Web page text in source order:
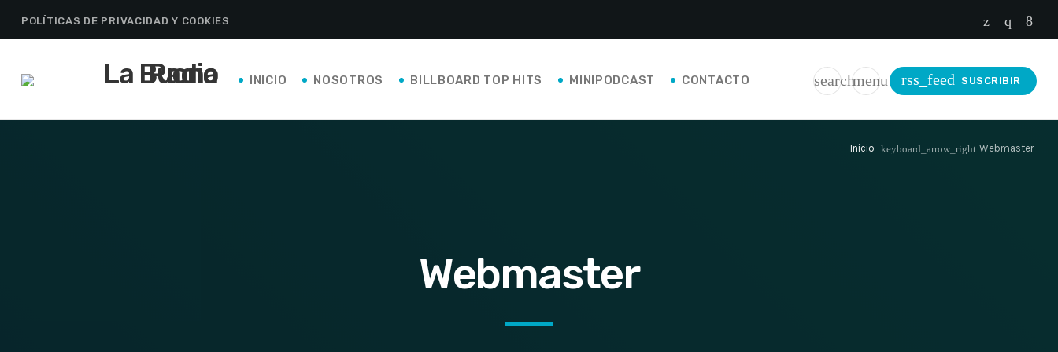
POLÍTICAS DE PRIVACIDAD Y COOKIES
INICIO NOSOTROS BILLBOARD TOP HITS MINIPODCAST CONTACTO searchmenu rss_feed SUSCRIBIR
Inicio keyboard_arrow_right Webmaster
Webmaster